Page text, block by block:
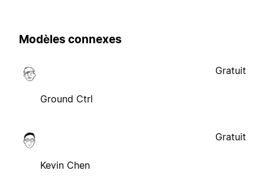
Modèles connexes
Ground Ctrl
Gratuit
Kevin Chen
Gratuit